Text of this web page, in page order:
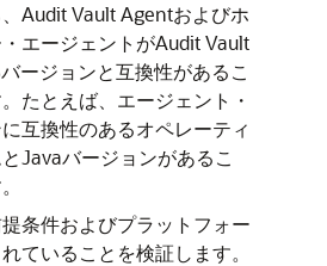
Audit Vault Agentおよびホ
エージェントがAudit Vault
ージョンと互換性があるこ
たとえば、エージェント・
互換性のあるオペレーティ
Javaバージョンがあるこ
条件およびプラットフォー
ていることを検証します。